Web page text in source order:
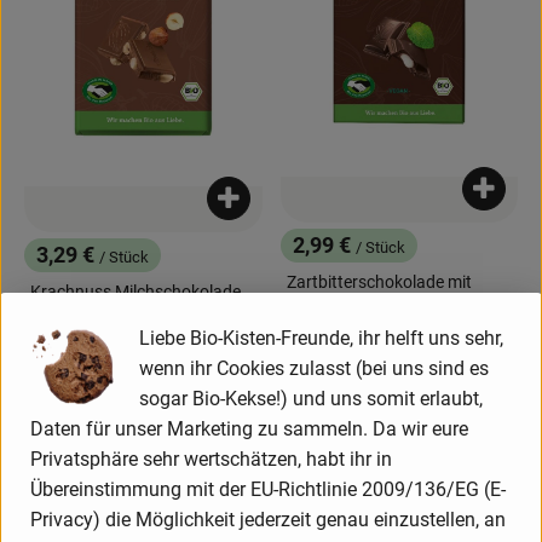
, Preis:
3,29 € / Stück
Krachnuss Milchschokolade
, Herkunft:
Italien, Referenzpreis:
32,90 €
Produkt zum Warenkorb hinzufügen
, Preis:
2,99 € / Stück
Zartbitterschokolade mit
, Herkunft:
Italien, Referenzpreis:
29,90 €/ kg
, Verband:
Produkt zu Favouriten hinzufügen
, Verband:
Produkt zu Favouriten hinzufügen
Liebe Bio-Kisten-Freunde, ihr helft uns sehr,
wenn ihr Cookies zulasst (bei uns sind es
sogar Bio-Kekse!) und uns somit erlaubt,
Daten für unser Marketing zu sammeln. Da wir eure
Privatsphäre sehr wertschätzen, habt ihr in
Übereinstimmung mit der EU-Richtlinie 2009/136/EG (E-
Privacy) die Möglichkeit jederzeit genau einzustellen, an